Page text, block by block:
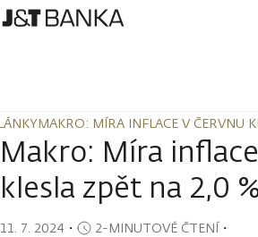
MAKRO: MÍRA INFLACE V ČERVNU
MAKRO: MÍRA INFLACE V ČERVNU
Makro: Míra
klesla zpět na 2,0
11. 7. 2024 ・ 2-MINUTOVÉ ČTENÍ・